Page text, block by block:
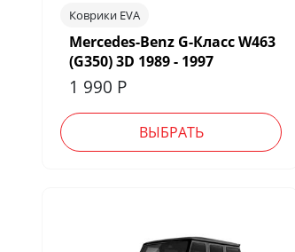
Коврики EVA
Mercedes-Benz G-Класс W463
(G350) 3D 1989 - 1997
1 990 Р
ВЫБРАТЬ